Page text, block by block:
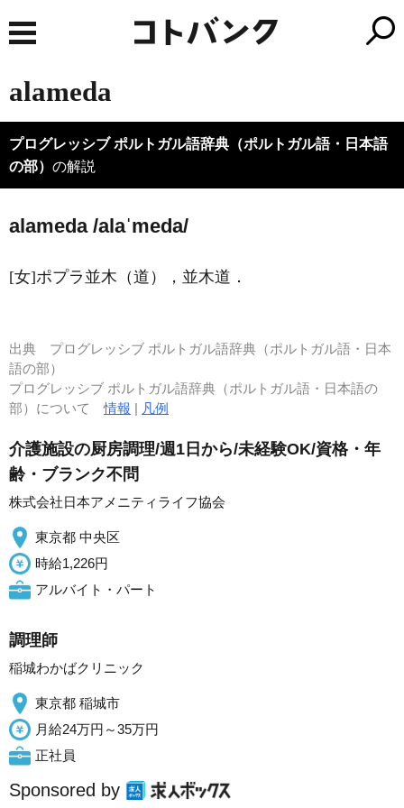
alameda
プログレッシブ ポルトガル語辞典（ポルトガル語・日本語
の部） の解説
alameda /alaˈmeda/
[女]ポプラ並木（道），並木道．
出典 プログレッシブ ポルトガル語辞典（ポルトガル語・日本
語の部）
プログレッシブ ポルトガル語辞典（ポルトガル語・日本語の
部）について情報 | 凡例
介護施設の厨房調理/週1日から/未経験OK/資格・年
齢・ブランク不問
株式会社日本アメニティライフ協会
東京都 中央区
時給1,226円
アルバイト・パート
調理師
稲城わかばクリニック
東京都 稲城市
月給24万円～35万円
正社員
Sponsored by